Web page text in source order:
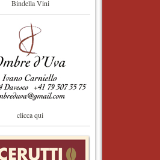
Bindella Vini
clicca qui